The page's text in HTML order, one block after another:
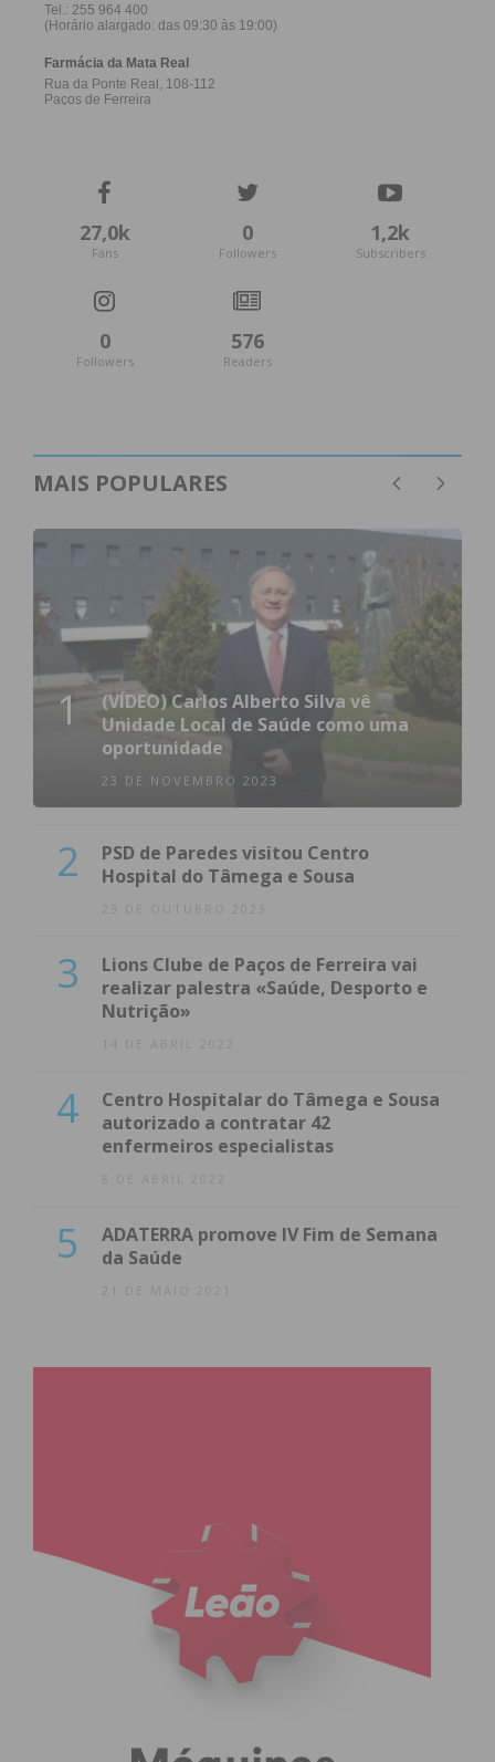
27,0k
Fans
0
Followers
1,2k
Subscribers
0
Followers
576
Readers
MAIS POPULARES
1
(VÍDEO) Carlos Alberto Silva vê
Unidade Local de Saúde como uma
oportunidade
23 DE NOVEMBRO 2023
2
PSD de Paredes visitou Centro
Hospital do Tâmega e Sousa
23 DE OUTUBRO 2023
3
Lions Clube de Paços de Ferreira vai
realizar palestra «Saúde, Desporto e
Nutrição»
14 DE ABRIL 2022
4
Centro Hospitalar do Tâmega e Sousa
autorizado a contratar 42
enfermeiros especialistas
8 DE ABRIL 2022
5
ADATERRA promove IV Fim de Semana
da Saúde
21 DE MAIO 2021